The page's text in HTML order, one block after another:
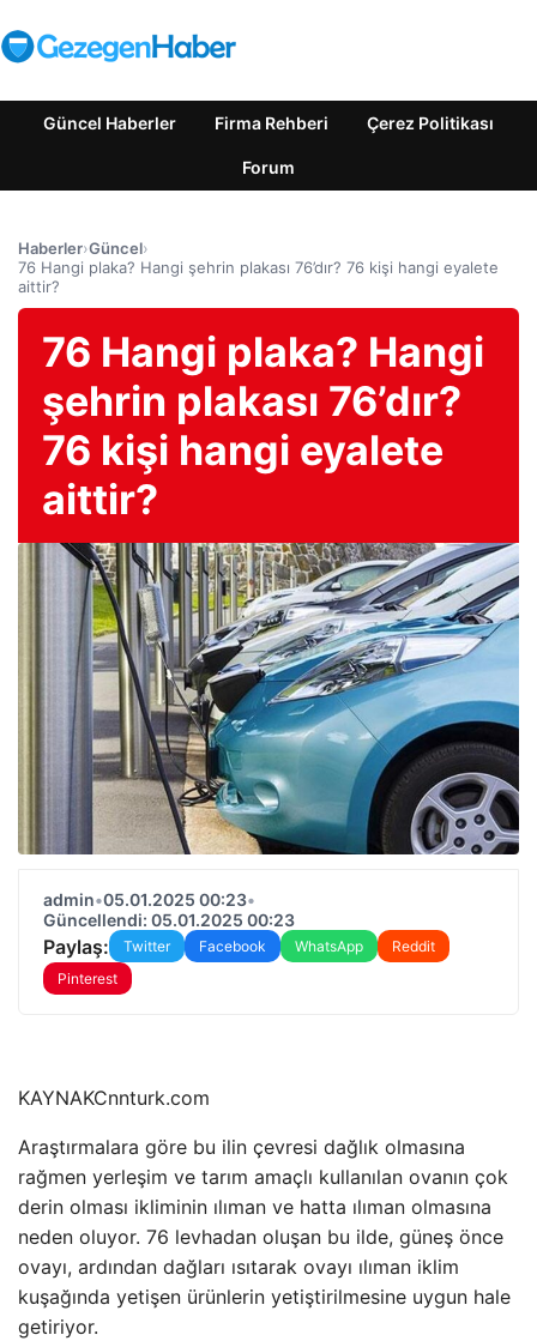
Güncel Haberler Firma Rehberi Çerez Politikası
Forum
Haberler›Güncel›
76 Hangi plaka? Hangi şehrin plakası 76’dır? 76 kişi hangi eyalete
aittir?
76 Hangi plaka? Hangi
şehrin plakası 76’dır?
76 kişi hangi eyalete
aittir?
admin•05.01.2025 00:23•
Güncellendi: 05.01.2025 00:23
Paylaş: Twitter Facebook WhatsApp
Reddit
Pinterest
KAYNAKCnnturk.com
Araştırmalara göre bu ilin çevresi dağlık olmasına
rağmen yerleşim ve tarım amaçlı kullanılan ovanın çok
derin olması ikliminin ılıman ve hatta ılıman olmasına
neden oluyor. 76 levhadan oluşan bu ilde, güneş önce
ovayı, ardından dağları ısıtarak ovayı ılıman iklim
kuşağında yetişen ürünlerin yetiştirilmesine uygun hale
getiriyor.